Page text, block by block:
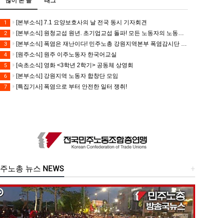
1 [본부소식] 7.1 요양보호사의 날 전국 동시 기자회견
2 [본부소식] 원청교섭 원년. 초기업교섭 돌파! 모든 노동자의 노동기본권 쟁취! 민주노총 7.15 총파업대회
3 [본부소식] 폭염은 재난이다! 민주노총 강원지역본부 폭염감시단 선포 기자회견
4 [원주소식] 원주 이주노동자 한국어교실
5 [속초소식] 영화 <3학년 2학기> 공동체 상영회
6 [본부소식] 강원지역 노동자 합창단 모임
7 [특집기사] 폭염으로 부터 안전한 일터 쟁취!
+
노총 뉴스 NEWS